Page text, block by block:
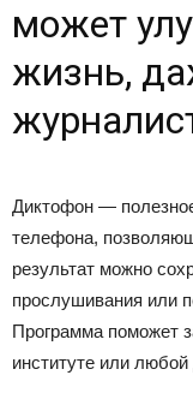
может
жизнь,
Диктофон —
телефона,
результат можно
прослушивания или
Программа поможет
институте или любой